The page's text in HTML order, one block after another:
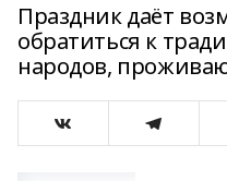
Праздник даёт
обратиться к
народов,